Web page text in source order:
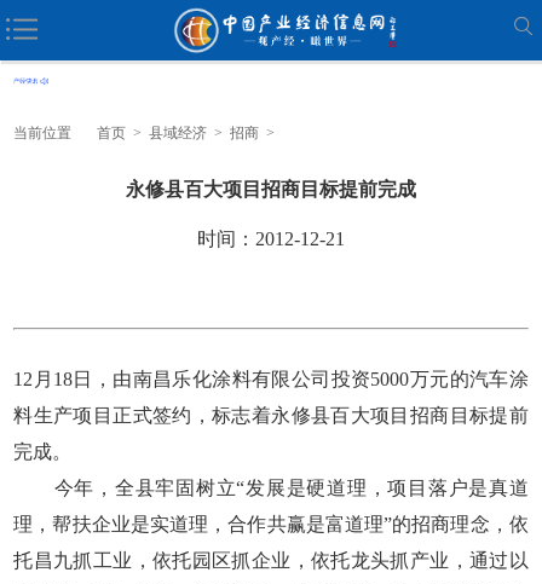
当前位置 首页 > 县域经济 > 招商 >
永修县百大项目招商目标提前完成
时间：2012-12-21
12月18日，由南昌乐化涂料有限公司投资5000万元的汽车涂
料生产项目正式签约，标志着永修县百大项目招商目标提前
完成。
今年，全县牢固树立“发展是硬道理，项目落户是真道
理，帮扶企业是实道理，合作共赢是富道理”的招商理念，依
托昌九抓工业，依托园区抓企业，依托龙头抓产业，通过以